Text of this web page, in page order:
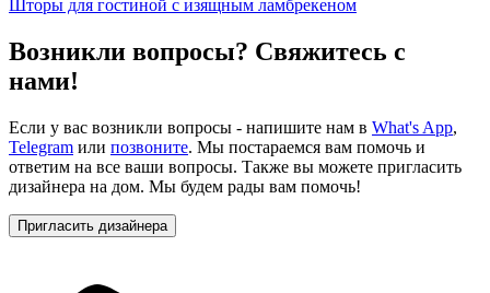
Шторы для гостиной с изящным ламбрекеном
Возникли вопросы? Свяжитесь с
нами!
Если у вас возникли вопросы - напишите нам в What's App,
Telegram или позвоните. Мы постараемся вам помочь и
ответим на все ваши вопросы. Также вы можете пригласить
дизайнера на дом. Мы будем рады вам помочь!
Пригласить дизайнера